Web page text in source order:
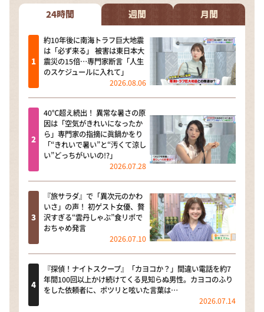
24時間 週間 月間
約10年後に南海トラフ巨大地震
は「必ず来る」 被害は東日本大
震災の15倍…専門家断言「人生
のスケジュールに入れて」
2026.08.06
40℃超え続出！ 異常な暑さの原
因は「空気がきれいになったか
ら」専門家の指摘に眞鍋かをり
「“きれいで暑い”と“汚くて涼し
い”どっちがいいの!?」
2026.07.28
『旅サラダ』で「異次元のかわ
いさ」の声！ 初ゲスト女優、贅
沢すぎる“雲丹しゃぶ”食リポで
おちゃめ発言
2026.07.10
『探偵！ナイトスクープ』「カヨコか？」間違い電話を約7
年間100回以上かけ続けてくる見知らぬ男性。カヨコのふり
をした依頼者に、ポツリと呟いた言葉は…
2026.07.14